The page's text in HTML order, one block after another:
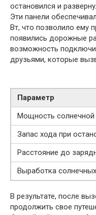
остановился и
Эти панели
Вт, что позволило ему
появились дорожные
возможность
друзьями, которые
Параметр
Мощность солнечной
Запас хода при
Расстояние до
Выработка
В результате, после
продолжить свое